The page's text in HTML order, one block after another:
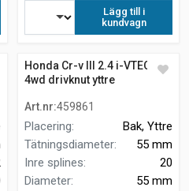
Lägg till i
kundvagn
Honda Cr-v III 2.4 i-VTEC
4wd drivknut yttre
Art.nr:459861
Placering:
Bak, Yttre
Tätningsdiameter:
55 mm
Inre splines:
20
Diameter:
55 mm